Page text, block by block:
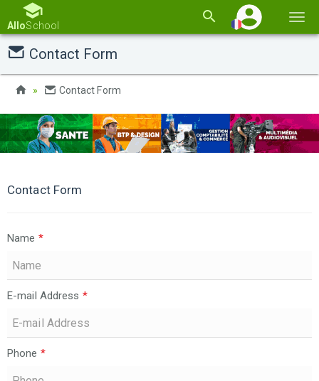
la
AlloSchool
Contact Form
Contact Form
Contact Form
Name *
E-mail Address *
Phone *